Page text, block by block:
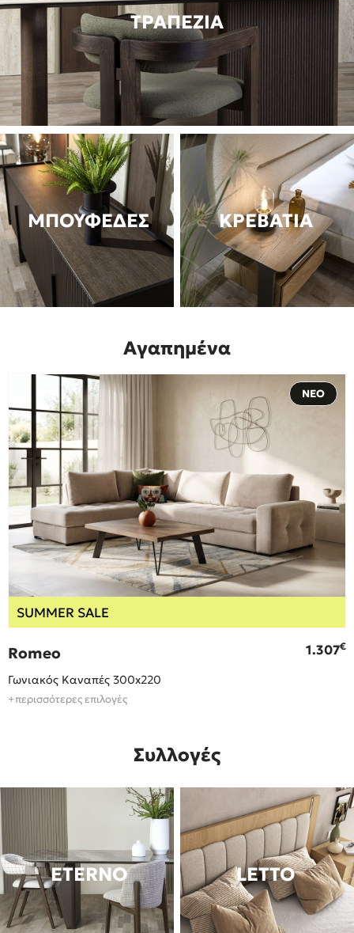
ΤΡΑΠΕΖΙΑ
ΜΠΟΥΦΕΔΕΣ ΚΡΕΒΑΤΙΑ
Αγαπημένα
SUMMER SALE
ΝΕΟ
Romeo 1.307€
Γωνιακός Καναπές 300x220
+περισσότερες επιλογές
Συλλογές
ETERNO LETTO